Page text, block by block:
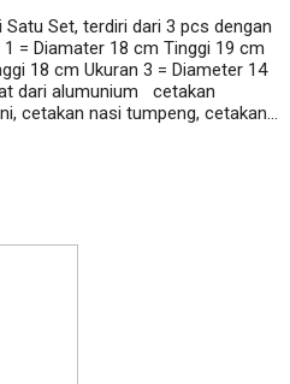
Set, terdiri dari 3 pcs dengan
= Diamater 18 cm Tinggi 19 cm
18 cm Ukuran 3 = Diameter 14
dari alumunium cetakan
cetakan nasi tumpeng, cetakan…